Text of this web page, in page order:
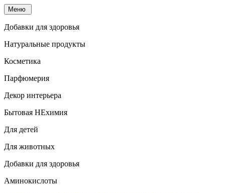
Меню
Добавки для здоровья
Натуральные продукты
Косметика
Парфюмерия
Декор интерьера
Бытовая НЕхимия
Для детей
Для животных
Добавки для здоровья
Аминокислоты